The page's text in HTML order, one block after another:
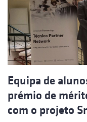
Equipa de
prémio de
com o projeto